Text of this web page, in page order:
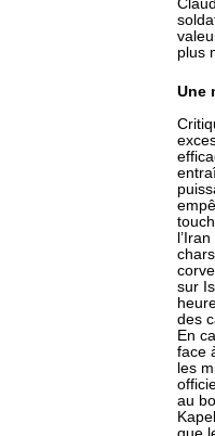
plus
Une
sur
des
En
face
les
au